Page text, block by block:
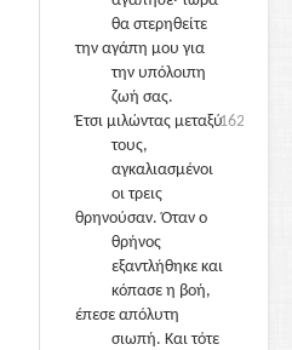
θα στερηθείτε
την αγάπη μου για
την υπόλοιπη
ζωή σας.
1620
Έτσι μιλώντας μεταξύ
τους,
αγκαλιασμένοι
οι τρεις
θρηνούσαν. Όταν ο
θρήνος
εξαντλήθηκε και
κόπασε η βοή,
έπεσε απόλυτη
σιωπή. Και τότε